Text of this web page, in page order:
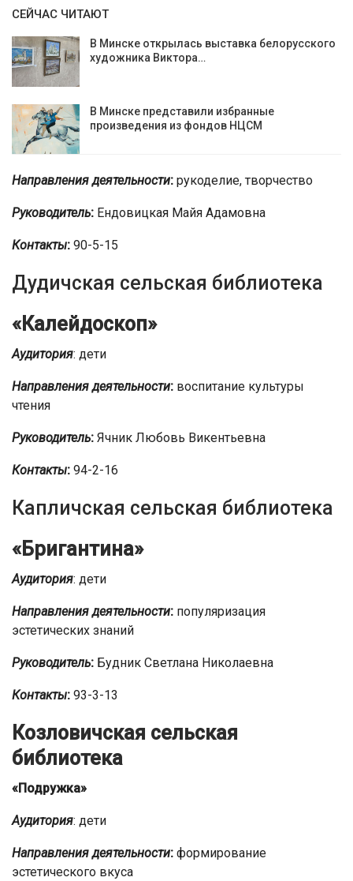
СЕЙЧАС ЧИТАЮТ
В Минске открылась выставка белорусского
художника Виктора…
В Минске представили избранные
произведения из фондов НЦСМ
Направления деятельности: рукоделие, творчество
Руководитель: Ендовицкая Майя Адамовна
Контакты: 90-5-15
Дудичская сельская библиотека
«Калейдоскоп»
Аудитория: дети
Направления деятельности: воспитание культуры
чтения
Руководитель: Ячник Любовь Викентьевна
Контакты: 94-2-16
Капличская сельская библиотека
«Бригантина»
Аудитория: дети
Направления деятельности: популяризация
эстетических знаний
Руководитель: Будник Светлана Николаевна
Контакты: 93-3-13
Козловичская сельская
библиотека
«Подружка»
Аудитория: дети
Направления деятельности: формирование
эстетического вкуса